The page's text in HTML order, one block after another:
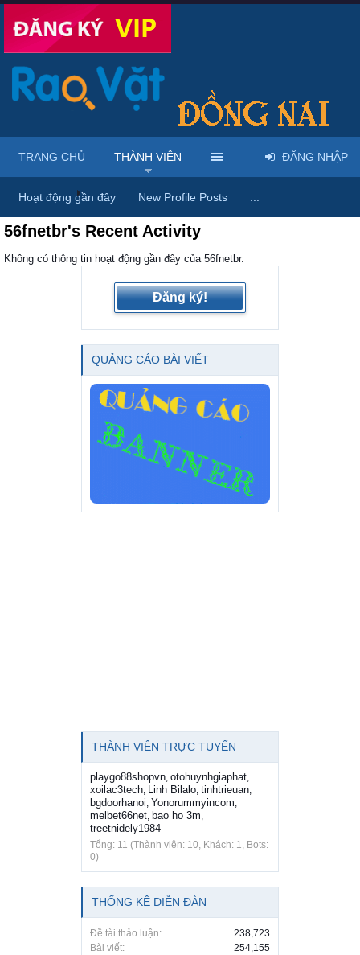
Trang chủ Thành viên
56fnetbr's Recent Activity
Không có thông tin hoạt động gần đây của 56fnetbr.
Đăng ký!
QUẢNG CÁO BÀI VIẾT
THÀNH VIÊN TRỰC TUYẾN
playgo88shopvn, otohuynhgiaphat,
xoilac3tech, Linh Bilalo, tinhtrieuan,
bgdoorhanoi, Yonorummyincom,
melbet66net, bao ho 3m,
treetnidely1984
Tổng: 11 (Thành viên: 10, Khách: 1, Bots:
0)
THỐNG KÊ DIỄN ĐÀN
Đề tài thảo luận:
238,723
Bài viết:
254,155
TRANG CHỦ THÀNH VIÊN
Hoạt động gần đây New Profile Posts
ĐĂNG NHẬP